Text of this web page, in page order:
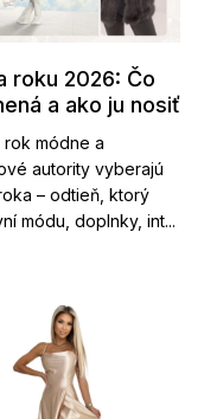
roku 2026: Čo
a ako ju nosiť
rok módne a
autority vyberajú
– odtieň, ktorý
módu, doplnky, int...